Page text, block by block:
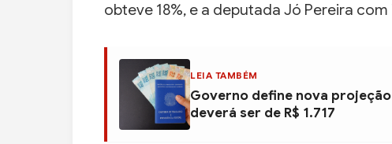
obteve 18%, e a deputada Jó Pereira com
LEIA TAMBÉM
Governo define nova
deverá ser de R$ 1.717